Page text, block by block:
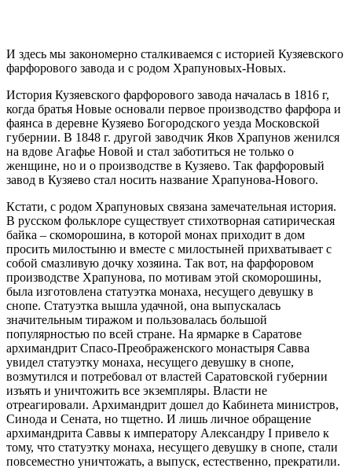
И здесь мы закономерно сталкиваемся с историей Кузяевского
фарфорового завода и с родом Храпуновых-Новых.
История Кузяевского фарфорового завода началась в 1816 г,
когда братья Новые основали первое производство фарфора и
фаянса в деревне Кузяево Богородского уезда Московской
губернии. В 1848 г. другой заводчик Яков Храпунов женился
на вдове Агафье Новой и стал заботиться не только о
женщине, но и о производстве в Кузяево. Так фарфоровый
завод в Кузяево стал носить название Храпунова-Нового.
Кстати, с родом Храпуновых связана замечательная история.
В русском фольклоре существует стихотворная сатирическая
байка – скоморошина, в которой монах приходит в дом
просить милостыню и вместе с милостыней прихватывает с
собой смазливую дочку хозяина. Так вот, на фарфоровом
производстве Храпунова, по мотивам этой скоморошины,
была изготовлена статуэтка монаха, несущего девушку в
снопе. Статуэтка вышла удачной, она выпускалась
значительным тиражом и пользовалась большой
популярностью по всей стране. На ярмарке в Саратове
архимандрит Спасо-Преображенского монастыря Савва
увидел статуэтку монаха, несущего девушку в снопе,
возмутился и потребовал от властей Саратовской губернии
изъять и уничтожить все экземпляры. Власти не
отреагировали. Архимандрит дошел до Кабинета министров,
Синода и Сената, но тщетно. И лишь личное обращение
архимандрита Саввы к императору Александру I привело к
тому, что статуэтку монаха, несущего девушку в снопе, стали
повсеместно уничтожать, а выпуск, естественно, прекратили.